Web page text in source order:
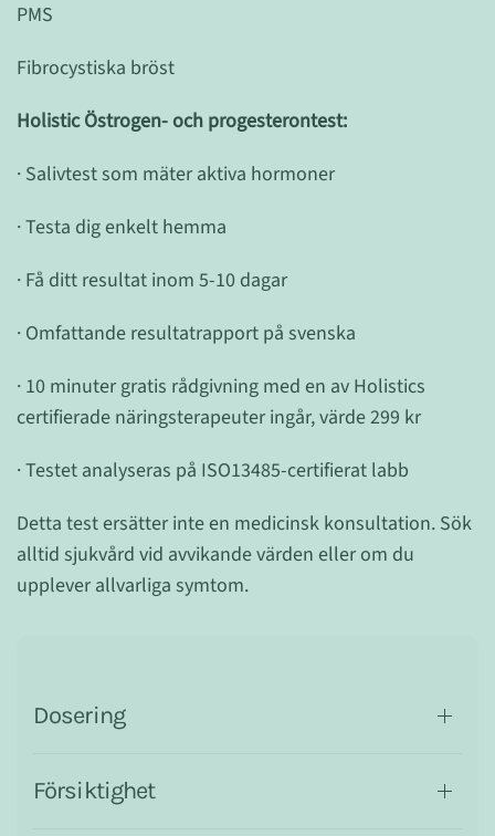
PMS
Fibrocystiska bröst
Holistic Östrogen- och progesterontest:
· Salivtest som mäter aktiva hormoner
· Testa dig enkelt hemma
· Få ditt resultat inom 5-10 dagar
· Omfattande resultatrapport på svenska
· 10 minuter gratis rådgivning med en av Holistics
certifierade näringsterapeuter ingår, värde 299 kr
· Testet analyseras på ISO13485-certifierat labb
Detta test ersätter inte en medicinsk konsultation. Sök
alltid sjukvård vid avvikande värden eller om du
upplever allvarliga symtom.
Dosering
Försiktighet